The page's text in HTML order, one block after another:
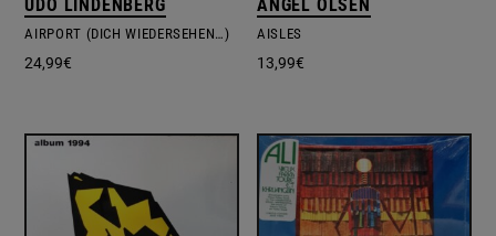
UDO LINDENBERG
AIRPORT (DICH WIEDERSEHEN…)
24,99€
ANGEL OLSEN
AISLES
13,99€